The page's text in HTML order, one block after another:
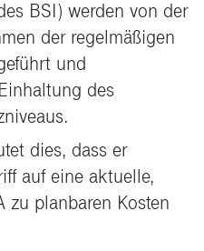
BSI) werden von der
der regelmäßigen
und
des
dies, dass er
auf eine aktuelle,
zu planbaren Kosten